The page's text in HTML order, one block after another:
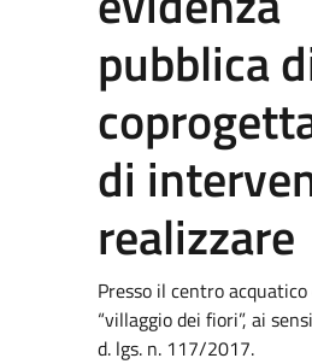
pubblica
di
realizzare
Presso il centro
“villaggio dei fiori”, ai
d. lgs. n. 117/2017.